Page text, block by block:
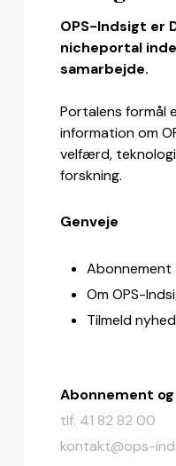
OPS-Indsigt er
nicheportal
samarbejde.
Portalens formål
information om
velfærd,
forskning.
Genveje
Abonnement
Om OPS-
Tilmeld
Abonnement
tlf. 41 82 82 00
kontakt@ops-